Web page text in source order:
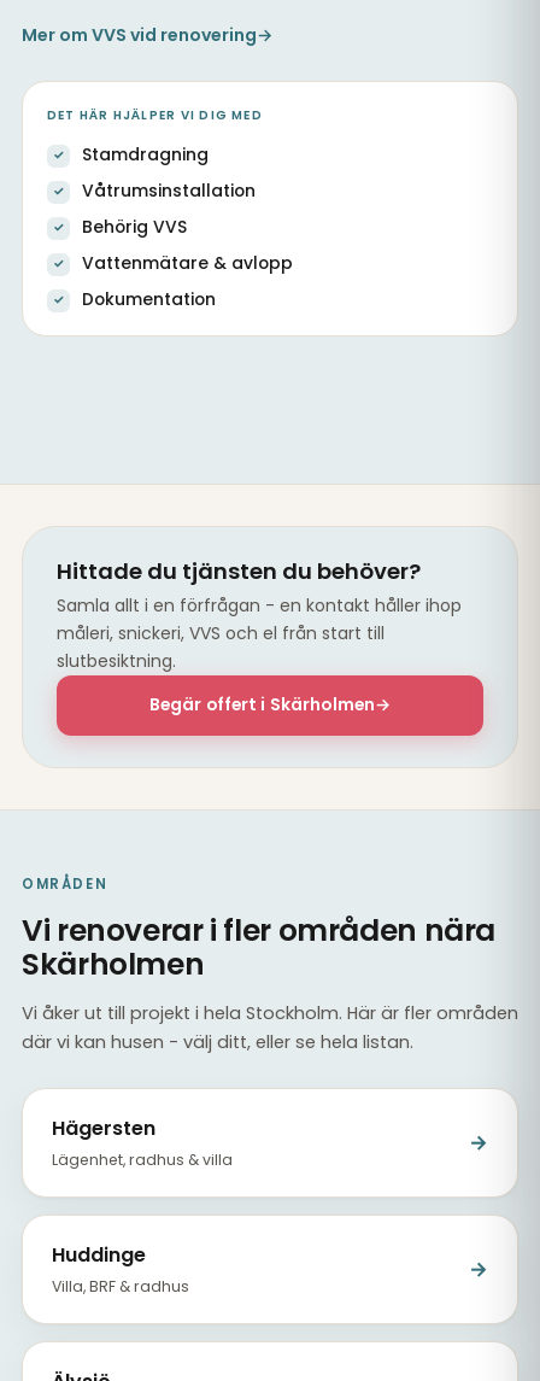
Mer om VVS vid renovering→
DET HÄR HJÄLPER VI DIG MED
Stamdragning
Våtrumsinstallation
Behörig VVS
Vattenmätare & avlopp
Dokumentation
Renoverad tvättstuga med ny VVS
Hittade du tjänsten du behöver?
Samla allt i en förfrågan - en kontakt håller ihop
måleri, snickeri, VVS och el från start till
slutbesiktning.
Begär offert i Skärholmen→
OMRÅDEN
Vi renoverar i fler områden nära
Skärholmen
Vi åker ut till projekt i hela Stockholm. Här är fler områden
där vi kan husen - välj ditt, eller se hela listan.
Hägersten
Lägenhet, radhus & villa
→
Huddinge
Villa, BRF & radhus
→